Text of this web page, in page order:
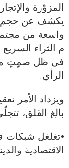
المزوّرة
يكشف عن حجم
واسعة من
م الثراء
في ظل صمٍتٍ من
الرأي.
ويزداد الأمر
بالغ القلق،
•تغلغل شبكات
الاقتصادية